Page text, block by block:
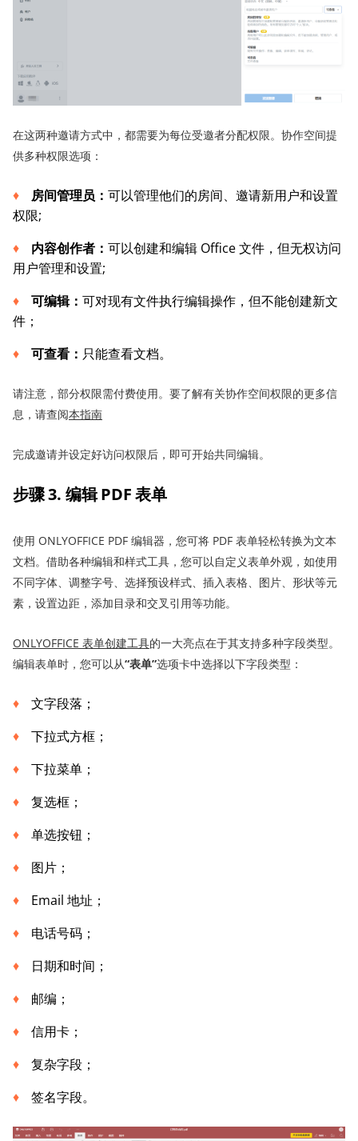
在这两种邀请方式中，都需要为每位受邀者分配权限。协作空间提
供多种权限选项：
房间管理员： 可以管理他们的房间、邀请新用户和设置
权限;
内容创作者： 可以创建和编辑 Office 文件，但无权访问
用户管理和设置;
可编辑： 可对现有文件执行编辑操作，但不能创建新文
件；
可查看： 只能查看文档。
请注意，部分权限需付费使用。要了解有关协作空间权限的更多信
息，请查阅本指南
完成邀请并设定好访问权限后，即可开始共同编辑。
步骤 3. 编辑 PDF 表单
使用 ONLYOFFICE PDF 编辑器，您可将 PDF 表单轻松转换为文本
文档。借助各种编辑和样式工具，您可以自定义表单外观，如使用
不同字体、调整字号、选择预设样式、插入表格、图片、形状等元
素，设置边距，添加目录和交叉引用等功能。
ONLYOFFICE 表单创建工具的一大亮点在于其支持多种字段类型。
编辑表单时，您可以从“表单”选项卡中选择以下字段类型：
文字段落；
下拉式方框；
下拉菜单；
复选框；
单选按钮；
图片；
Email 地址；
电话号码；
日期和时间；
邮编；
信用卡；
复杂字段；
签名字段。